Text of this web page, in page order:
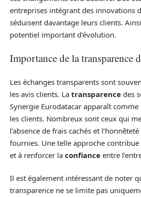
entreprises intégrant des innovations
séduisent davantage leurs clients.
potentiel important d’évolution.
Importance de la transparence
Les échanges transparents sont
les avis clients. La transparence des
Synergie Eurodatacar apparaît
les clients. Nombreux sont ceux qui
l’absence de frais cachés et
fournies. Une telle approche
et à renforcer la confiance entre
Il est également intéressant de noter
transparence ne se limite pas